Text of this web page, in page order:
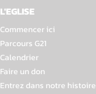
L'EGLISE
Commencer ici
Parcours G21
Calendrier
Faire un don
Entrez dans notre histoire